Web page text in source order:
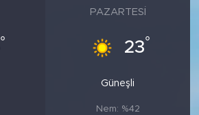
°
PAZARTESI
23°
Güneşli
Nem: %42